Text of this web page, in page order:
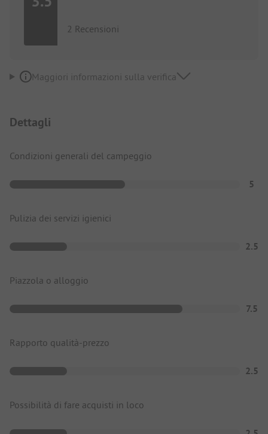
2 Recensioni
Maggiori informazioni sulla verifica
Dettagli
Condizioni generali del campeggio
5
Pulizia dei servizi igienici
2.5
Piazzola o alloggio
7.5
Rapporto qualità-prezzo
2.5
Possibilità di fare acquisti in loco